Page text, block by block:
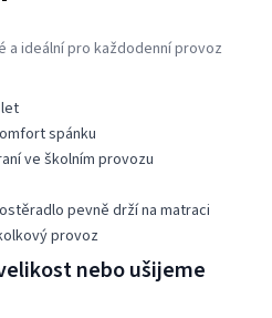
ideální pro každodenní provoz
spánku
ve školním provozu
pevně drží na matraci
provoz
nebo ušijeme